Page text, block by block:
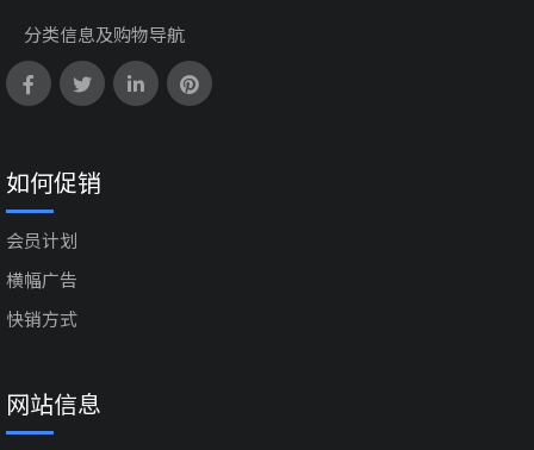
分类信息及购物导航
如何促销
会员计划
横幅广告
快销方式
网站信息